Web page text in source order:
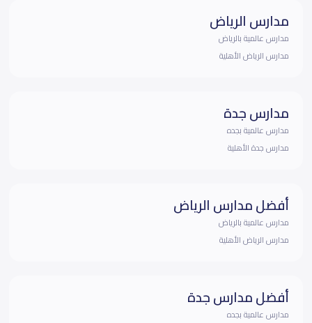
مدارس الرياض
مدارس عالمية بالرياض
مدارس الرياض الأهلية
مدارس جدة
مدارس عالمية بجده
مدارس جدة الأهلية
أفضل مدارس الرياض
مدارس عالمية بالرياض
مدارس الرياض الأهلية
أفضل مدارس جدة
مدارس عالمية بجده